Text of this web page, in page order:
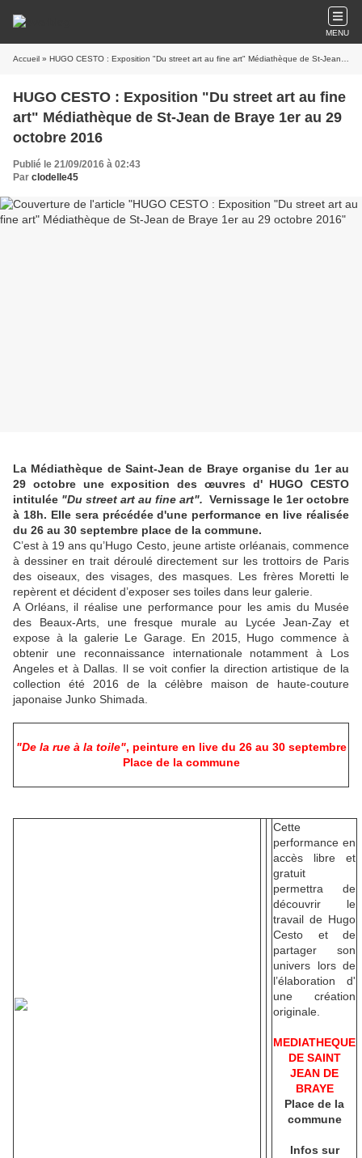
MENU
Accueil » HUGO CESTO : Exposition "Du street art au fine art" Médiathèque de St-Jean de Braye 1er au 29 octobre 2016
HUGO CESTO : Exposition "Du street art au fine
art" Médiathèque de St-Jean de Braye 1er au 29
octobre 2016
Publié le 21/09/2016 à 02:43
Par clodelle45
La Médiathèque de Saint-Jean de Braye organise du 1er au
29 octobre une exposition des œuvres d' HUGO CESTO
intitulée "Du street art au fine art". Vernissage le 1er octobre
à 18h. Elle sera précédée d'une performance en live réalisée
du 26 au 30 septembre place de la commune.
C’est à 19 ans qu’Hugo Cesto, jeune artiste orléanais, commence
à dessiner en trait déroulé directement sur les trottoirs de Paris
des oiseaux, des visages, des masques. Les frères Moretti le
repèrent et décident d’exposer ses toiles dans leur galerie.
A Orléans, il réalise une performance pour les amis du Musée
des Beaux-Arts, une fresque murale au Lycée Jean-Zay et
expose à la galerie Le Garage. En 2015, Hugo commence à
obtenir une reconnaissance internationale notamment à Los
Angeles et à Dallas. Il se voit confier la direction artistique de la
collection été 2016 de la célèbre maison de haute-couture
japonaise Junko Shimada.
"De la rue à la toile", peinture en live du 26 au 30 septembre
Place de la commune
Cette
performance en
accès libre et
gratuit
permettra de
découvrir le
travail de Hugo
Cesto et de
partager son
univers lors de
l’élaboration d'
une création
originale.
MEDIATHEQUE
DE SAINT
JEAN DE
BRAYE
Place de la
commune
Infos sur